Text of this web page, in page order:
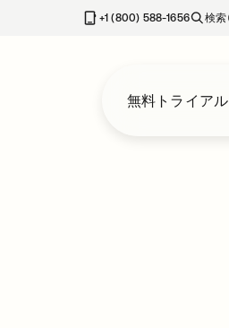
+1 (800) 588-1656 検索
無料トライアル